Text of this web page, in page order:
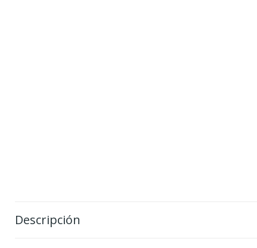
Descripción